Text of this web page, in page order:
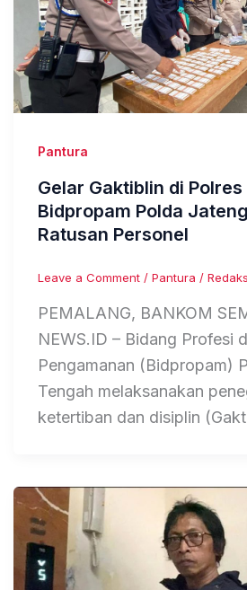
Pantura
Gelar Gaktiblin di
Bidpropam Polda
Ratusan Personel
Leave a Comment / Pantura /
PEMALANG, BANKOM
NEWS.ID – Bidang Profesi
Pengamanan (Bidpropam)
Tengah melaksanakan
ketertiban dan disiplin